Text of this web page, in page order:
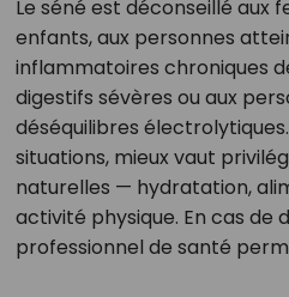
Le séné est déconseillé aux
enfants, aux personnes
inflammatoires chroniques
digestifs sévères ou aux
déséquilibres
situations, mieux vaut
naturelles — hydratation,
activité physique. En cas de
professionnel de santé